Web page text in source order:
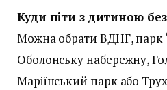
Куди піти з дитиною
Можна обрати ВДНГ, парк
Оболонську набережну,
Маріїнський парк або